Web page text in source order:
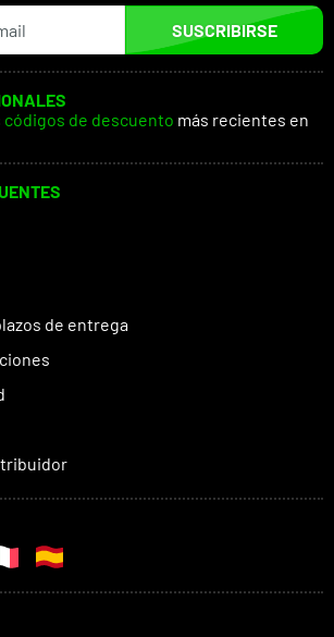
SUSCRIBIRSE
códigos de descuento más recientes en
de entrega